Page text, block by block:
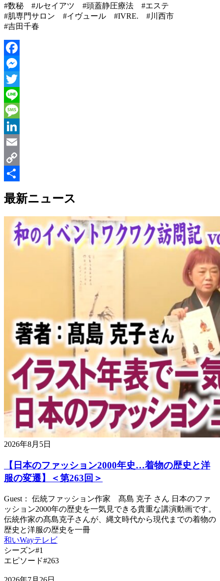
#数秘 #ルセイアツ #頭蓋静圧療法 #エステ
#肌専門サロン #イヴュール #IVRE. #川西市
#吉田千春
最新ニュース
2026年8月5日
【日本のファッション2000年史…着物の歴史と洋
服の変遷】＜第263回＞
Guest： 伝統ファッション作家 髙島 克子 さん 日本のファ
ッション2000年の歴史を一気見できる貴重な講演動画です。
伝統作家の髙島克子さんが、縄文時代から現代までの着物の
歴史と洋服の歴史を一冊
和いWayテレビ
シーズン#1
エピソード#263